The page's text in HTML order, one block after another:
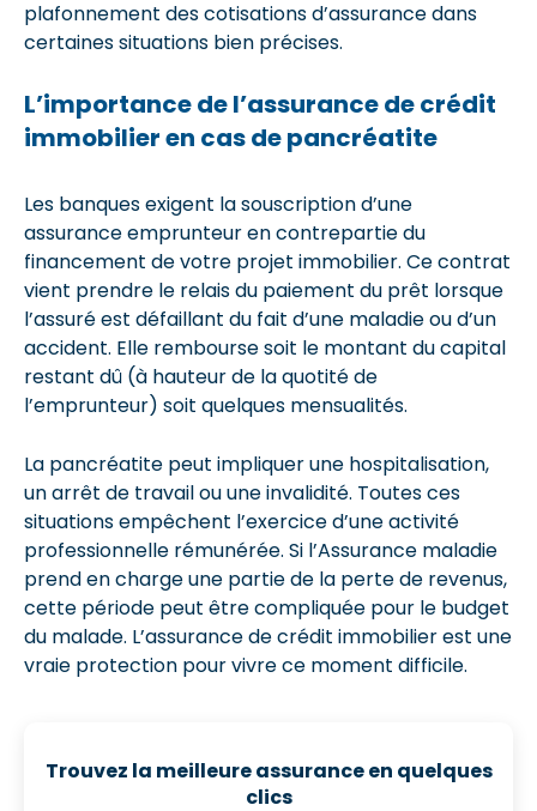
plafonnement des cotisations d’assurance dans
certaines situations bien précises.
L’importance de l’assurance de crédit
immobilier en cas de pancréatite
Les banques exigent la souscription d’une
assurance emprunteur en contrepartie du
financement de votre projet immobilier. Ce contrat
vient prendre le relais du paiement du prêt lorsque
l’assuré est défaillant du fait d’une maladie ou d’un
accident. Elle rembourse soit le montant du capital
restant dû (à hauteur de la quotité de
l’emprunteur) soit quelques mensualités.
La pancréatite peut impliquer une hospitalisation,
un arrêt de travail ou une invalidité. Toutes ces
situations empêchent l’exercice d’une activité
professionnelle rémunérée. Si l’Assurance maladie
prend en charge une partie de la perte de revenus,
cette période peut être compliquée pour le budget
du malade. L’assurance de crédit immobilier est une
vraie protection pour vivre ce moment difficile.
Trouvez la meilleure assurance en quelques
clics